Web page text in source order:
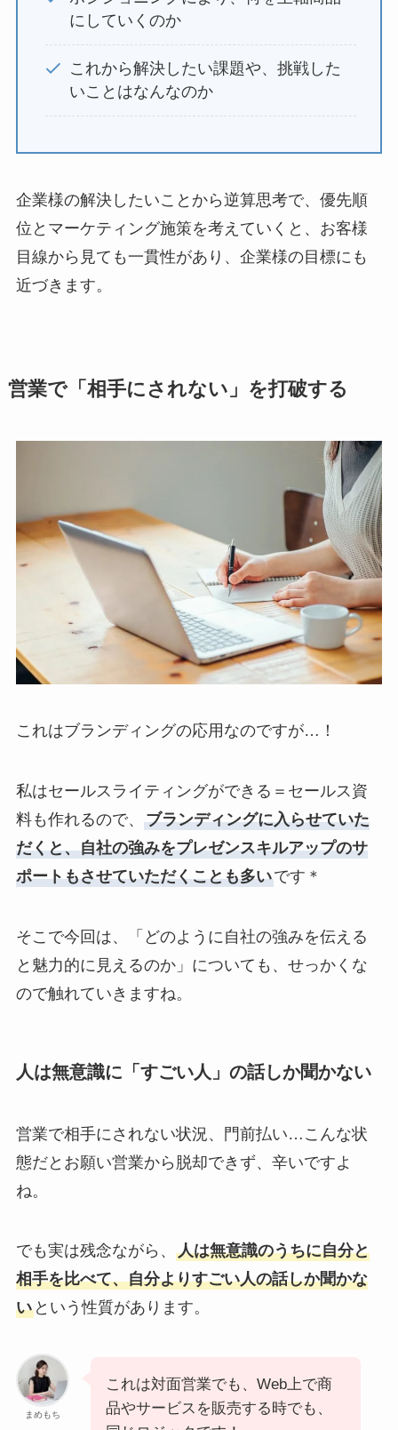
にしていくのか
これから解決したい課題や、挑戦した
いことはなんなのか
企業様の解決したいことから逆算思考で、優先順
位とマーケティング施策を考えていくと、お客様
目線から見ても一貫性があり、企業様の目標にも
近づきます。
営業で「相手にされない」を打破する
これはブランディングの応用なのですが…！
私はセールスライティングができる＝セールス資
料も作れるので、 ブランディングに入らせていた
だくと、自社の強みをプレゼンスキルアップのサ
ポートもさせていただくことも多いです＊
そこで今回は、「どのように自社の強みを伝える
と魅力的に見えるのか」についても、せっかくな
ので触れていきますね。
人は無意識に「すごい人」の話しか聞かない
営業で相手にされない状況、門前払い…こんな状
態だとお願い営業から脱却できず、辛いですよ
ね。
でも実は残念ながら、 人は無意識のうちに自分と
相手を比べて、自分よりすごい人の話しか聞かな
いという性質があります。
まめもち
これは対面営業でも、Web上で商
品やサービスを販売する時でも、